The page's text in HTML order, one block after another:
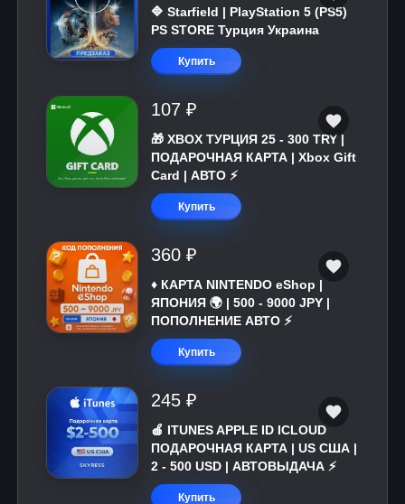
🔷 Starfield | PlayStation 5 (PS5)
PS STORE Турция Украина
Купить
107 ₽
🎁 XBOX ТУРЦИЯ 25 - 300 TRY |
ПОДАРОЧНАЯ КАРТА | Xbox Gift
Card | АВТО ⚡
Купить
360 ₽
♦️ КАРТА NINTENDO eShop |
ЯПОНИЯ 🌍 | 500 - 9000 JPY |
ПОПОЛНЕНИЕ АВТО ⚡
Купить
245 ₽
🍎 ITUNES APPLE ID ICLOUD
ПОДАРОЧНАЯ КАРТА | US США |
2 - 500 USD | АВТОВЫДАЧА ⚡️
Купить